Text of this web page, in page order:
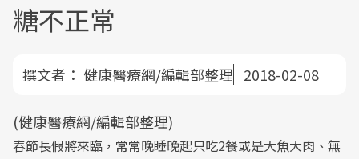
糖不正常
撰文者： 健康醫療網/編輯部整理 2018-02-08
(健康醫療網/編輯部整理)
春節長假將來臨，常常晚睡晚起只吃2餐或是大魚大肉、無